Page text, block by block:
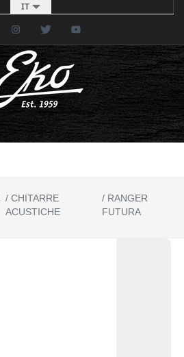
IT
FacebookInstagramTwitter
/ CHITARRE
ACUSTICHE
/RANGER
FUTURA